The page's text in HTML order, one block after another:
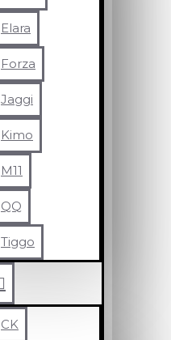
Elara
Forza
Jaggi
Kimo
M11
QQ
Tiggo
CK